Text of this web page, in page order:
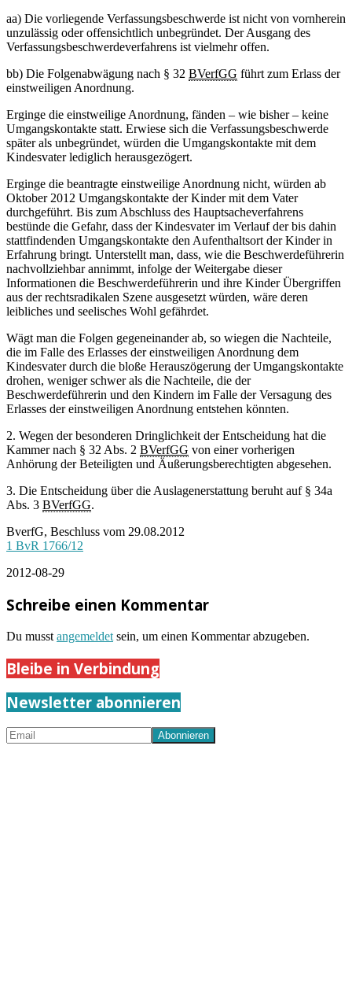
aa) Die vorliegende Verfassungsbeschwerde ist nicht von vornherein
unzulässig oder offensichtlich unbegründet. Der Ausgang des
Verfassungsbeschwerdeverfahrens ist vielmehr offen.
bb) Die Folgenabwägung nach § 32 BVerfGG führt zum Erlass der
einstweiligen Anordnung.
Erginge die einstweilige Anordnung, fänden – wie bisher – keine
Umgangskontakte statt. Erwiese sich die Verfassungsbeschwerde
später als unbegründet, würden die Umgangskontakte mit dem
Kindesvater lediglich herausgezögert.
Erginge die beantragte einstweilige Anordnung nicht, würden ab
Oktober 2012 Umgangskontakte der Kinder mit dem Vater
durchgeführt. Bis zum Abschluss des Hauptsacheverfahrens
bestünde die Gefahr, dass der Kindesvater im Verlauf der bis dahin
stattfindenden Umgangskontakte den Aufenthaltsort der Kinder in
Erfahrung bringt. Unterstellt man, dass, wie die Beschwerdeführerin
nachvollziehbar annimmt, infolge der Weitergabe dieser
Informationen die Beschwerdeführerin und ihre Kinder Übergriffen
aus der rechtsradikalen Szene ausgesetzt würden, wäre deren
leibliches und seelisches Wohl gefährdet.
Wägt man die Folgen gegeneinander ab, so wiegen die Nachteile,
die im Falle des Erlasses der einstweiligen Anordnung dem
Kindesvater durch die bloße Herauszögerung der Umgangskontakte
drohen, weniger schwer als die Nachteile, die der
Beschwerdeführerin und den Kindern im Falle der Versagung des
Erlasses der einstweiligen Anordnung entstehen könnten.
2. Wegen der besonderen Dringlichkeit der Entscheidung hat die
Kammer nach § 32 Abs. 2 BVerfGG von einer vorherigen
Anhörung der Beteiligten und Äußerungsberechtigten abgesehen.
3. Die Entscheidung über die Auslagenerstattung beruht auf § 34a
Abs. 3 BVerfGG.
BverfG, Beschluss vom 29.08.2012
1 BvR 1766/12
2012-08-29
Schreibe einen Kommentar
Du musst angemeldet sein, um einen Kommentar abzugeben.
Bleibe in Verbindung
Newsletter abonnieren